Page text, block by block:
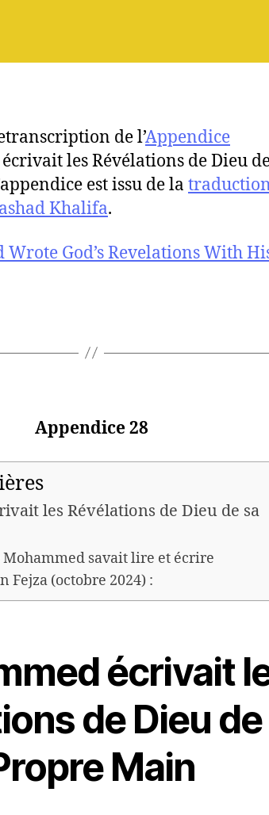
de l’Appendice
les Révélations de Dieu
est issu de la
Khalifa.
God’s Revelations With
Appendice 28
les Révélations de Dieu de sa
Mohammed savait lire et écrire
Fejza (octobre 2024) :
écrivait
de Dieu
Main